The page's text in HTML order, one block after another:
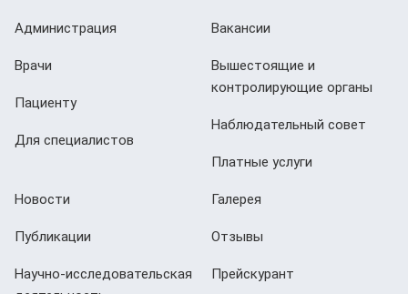
Администрация
Врачи
Пациенту
Для специалистов
Вакансии
Вышестоящие и
контролирующие органы
Наблюдательный совет
Платные услуги
Новости
Публикации
Научно-исследовательская
Галерея
Отзывы
Прейскурант